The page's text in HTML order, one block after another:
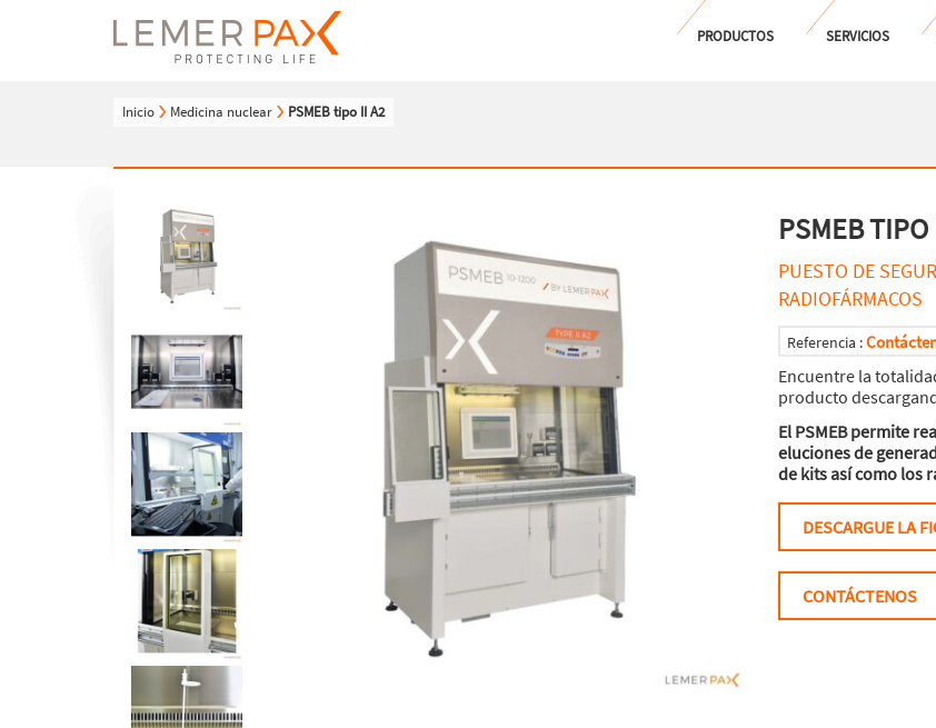
PRODUCTOS SERVICIOS
Inicio Medicina nuclear PSMEB tipo II A2
PSMEB
PUESTO DE
RADIOFÁRMACOS
Referencia :
Encuentre la
producto
El PSMEB permite
eluciones de
de kits así como los
DESCARGUE LA
CONTÁCTENOS